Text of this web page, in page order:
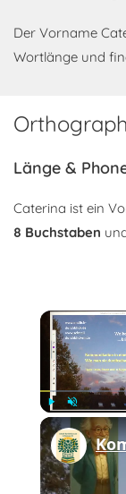
Der Vorname
Wortlänge und
Länge &
Caterina ist ein
8 Buchstaben
Play Unmute